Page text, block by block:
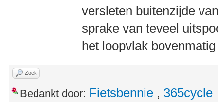
versleten buitenzijde
sprake van teveel
het loopvlak
Zoek
Bedankt door: Fietsbennie , 365cycle